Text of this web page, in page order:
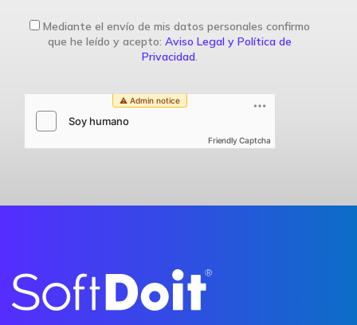
Mediante el envío de mis datos personales confirmo
que he leído y acepto: Aviso Legal y Política de
Privacidad.
Friendly Captcha